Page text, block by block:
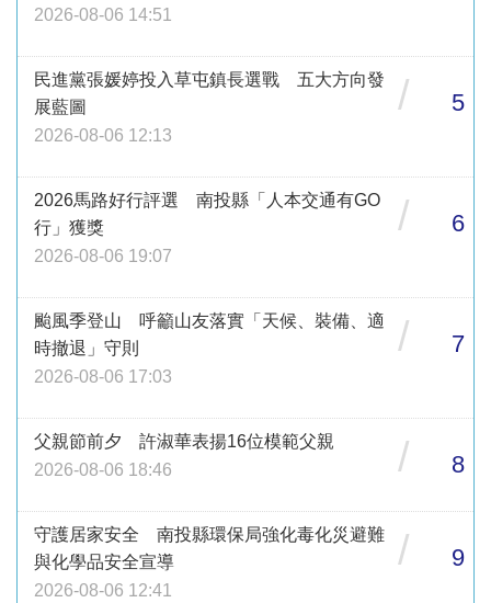
2026-08-06 14:51
民進黨張媛婷投入草屯鎮長選戰 五大方向發
展藍圖
2026-08-06 12:13
/ 5
2026馬路好行評選 南投縣「人本交通有GO
行」獲獎
2026-08-06 19:07
/ 6
颱風季登山 呼籲山友落實「天候、裝備、適
時撤退」守則
2026-08-06 17:03
/ 7
父親節前夕 許淑華表揚16位模範父親
2026-08-06 18:46
/ 8
守護居家安全 南投縣環保局強化毒化災避難
與化學品安全宣導
2026-08-06 12:41
/ 9